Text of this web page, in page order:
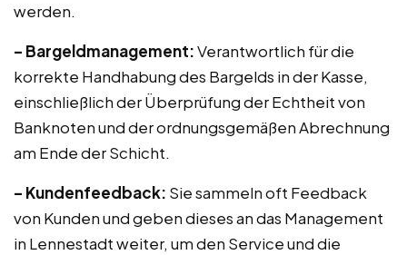
werden.
– Bargeldmanagement:Verantwortlich für die
korrekte Handhabung des Bargelds in der Kasse,
einschließlich der Überprüfung der Echtheit von
Banknoten und der ordnungsgemäßen Abrechnung
am Ende der Schicht.
– Kundenfeedback: Sie sammeln oft Feedback
von Kunden und geben dieses an das Management
in Lennestadt weiter, um den Service und die